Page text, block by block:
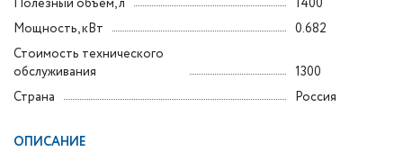
Полезный объем, л
1400
Мощность, кВт
0.682
Стоимость технического
обслуживания
1300
Страна
Россия
ОПИСАНИЕ